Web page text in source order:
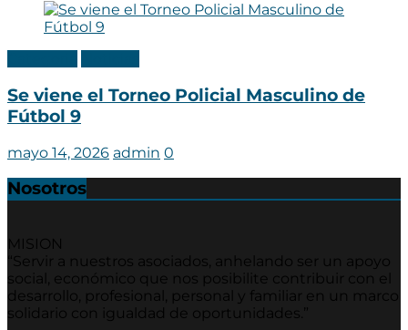
Se viene el Torneo Policial Masculino de
Fútbol 9
mayo 14, 2026 admin 0
Nosotros
MISION
“Servir a nuestros asociados, anhelando ser un apoyo
social, económico que nos posibilite contribuir con el
desarrollo, profesional, personal y familiar en un marco
solidario con igualdad de oportunidades.”